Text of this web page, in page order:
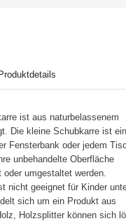
Produktdetails
ist aus naturbelassenem
Die kleine Schubkarre ist ein
Fensterbank oder jedem
unbehandelte Oberfläche
oder umgestaltet werden.
nicht geeignet für Kinder
sich um ein Produkt aus
Holzsplitter können sich